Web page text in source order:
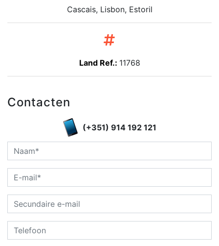
Cascais, Lisbon, Estoril
Land Ref.: 11768
Contacten
(+351) 914 192 121